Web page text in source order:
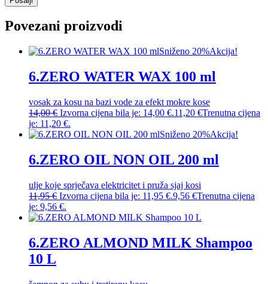
Povezani proizvodi
Sniženo 20%Akcija!
6.ZERO WATER WAX 100 ml
vosak za kosu na bazi vode za efekt mokre kose
14,00€ Izvorna cijena bila je: 14,00 €.11,20 €Trenutna cijena
je: 11,20 €.
Sniženo 20%Akcija!
6.ZERO OIL NON OIL 200 ml
ulje koje sprječava elektricitet i pruža sjaj kosi
11,95€ Izvorna cijena bila je: 11,95 €.9,56 €Trenutna cijena
je: 9,56 €.
6.ZERO ALMOND MILK Shampoo
10 L